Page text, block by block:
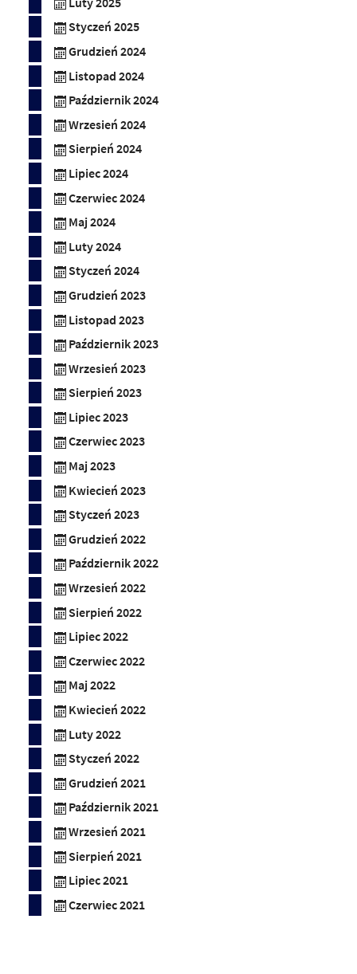
Styczeń 2025
Grudzień 2024
Listopad 2024
Październik 2024
Wrzesień 2024
Sierpień 2024
Lipiec 2024
Czerwiec 2024
Maj 2024
Luty 2024
Styczeń 2024
Grudzień 2023
Listopad 2023
Październik 2023
Wrzesień 2023
Sierpień 2023
Lipiec 2023
Czerwiec 2023
Maj 2023
Kwiecień 2023
Styczeń 2023
Grudzień 2022
Październik 2022
Wrzesień 2022
Sierpień 2022
Lipiec 2022
Czerwiec 2022
Maj 2022
Kwiecień 2022
Luty 2022
Styczeń 2022
Grudzień 2021
Październik 2021
Wrzesień 2021
Sierpień 2021
Lipiec 2021
Czerwiec 2021